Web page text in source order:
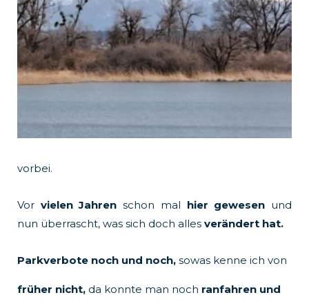
vorbei.
Vor vielen Jahren schon mal hier gewesen und
nun überrascht, was sich doch alles verändert hat.
Parkverbote noch und noch, sowas kenne ich von
früher nicht, da konnte man noch ranfahren und